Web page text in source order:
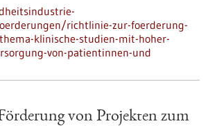
richtlinie-zur-foerderung-
klinische-studien-mit-hoher-
von-patientinnen-und
von Projekten zum